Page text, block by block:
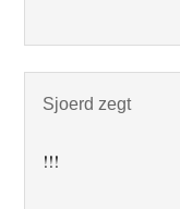
Sjoerd zegt
!!!